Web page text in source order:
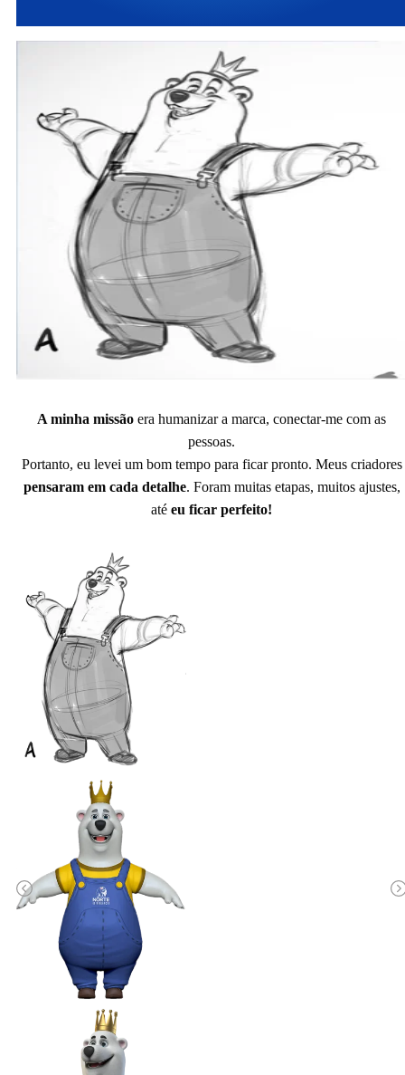
A minha missão era humanizar a marca, conectar-me com as
pessoas.
Portanto, eu levei um bom tempo para ficar pronto. Meus criadores
pensaram em cada detalhe. Foram muitas etapas, muitos ajustes,
até eu ficar perfeito!